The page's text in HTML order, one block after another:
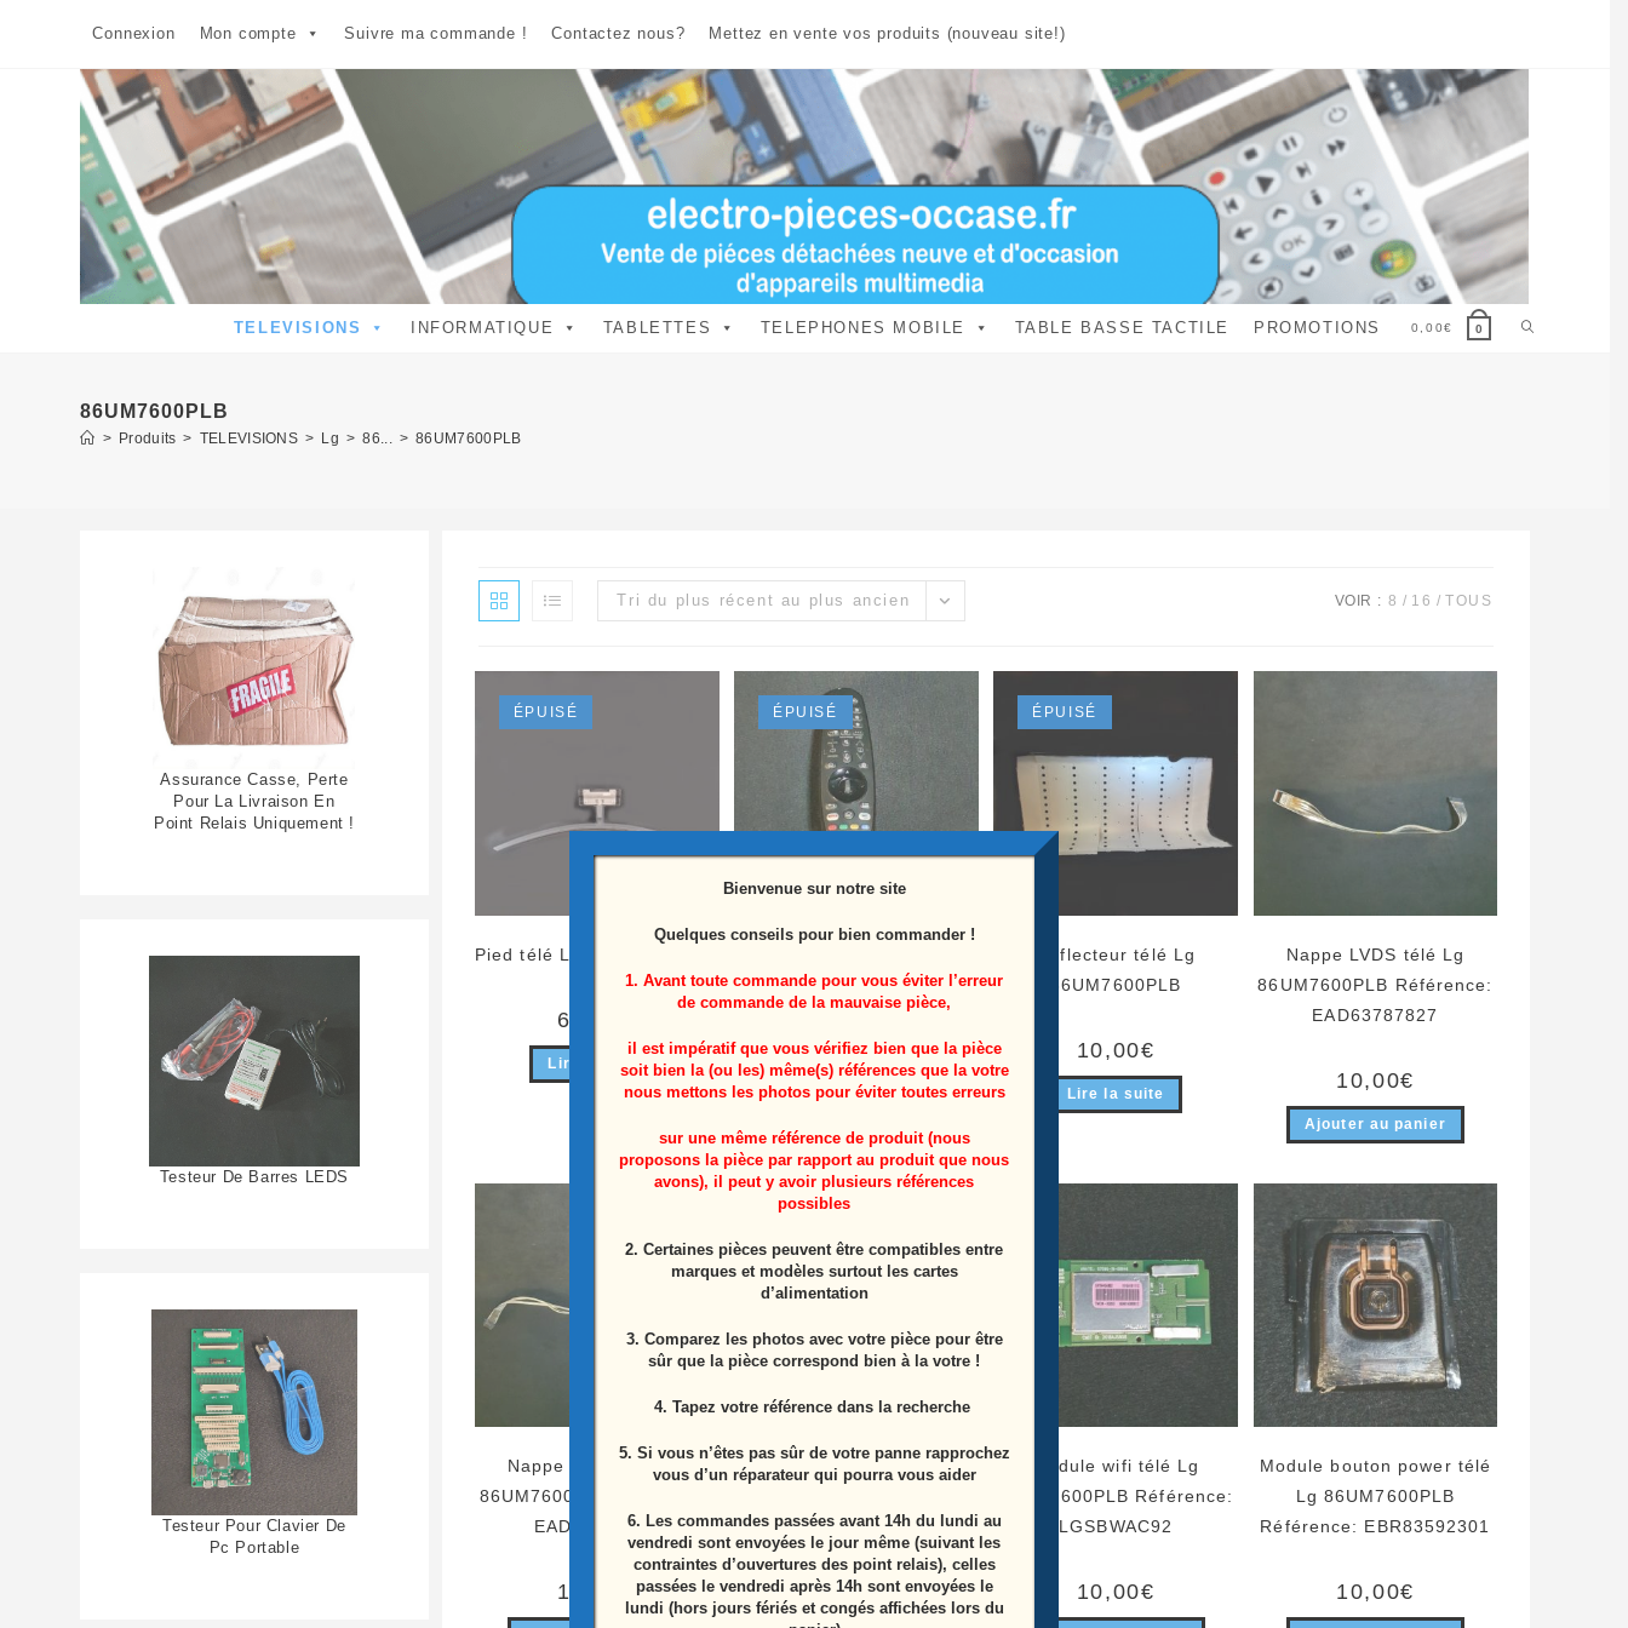
Connexion Mon compte Suivre ma commande ! Contactez nous? Mettez en vente vos produits (nouveau site!)
TELEVISIONS INFORMATIQUE TABLETTES TELEPHONES MOBILE TABLE BASSE TACTILE PROMOTIONS 0,00€ 0 Toggle
86UM7600PLB
> Produits > TELEVISIONS > Lg > 86... > 86UM7600PLB
Tri du plus récent au plus ancien VOIR : 8 16 TOUS
ÉPUISÉ
Pied télé Lg 86UM7600PLB
65,00
Lire la suite
ÉPUISÉ
Lg 86UM7600PLB
Référence: AN-MR19BA
15,00€
ÉPUISÉ
Réflecteur télé Lg
86UM7600PLB
10,00€
Lire la suite
Nappe LVDS télé Lg
86UM7600PLB Référence:
EAD63787827
10,00€
Ajouter au panier
Nappe LVDS télé Lg
86UM7600PLB Référence:
EAD63787913
10,00
Nappe de connexion des
86UM7600PLB Référence:
EAD65485302
5,00
Module wifi télé Lg
86UM7600PLB Référence:
LGSBWAC92
10,00€
Module bouton power télé
Lg 86UM7600PLB
Référence: EBR83592301
10,00€
Assurance Casse, Perte
Pour La Livraison En
Point Relais Uniquement !
Testeur De Barres LEDS
Testeur Pour Clavier De
Pc Portable
Bienvenue sur notre site
Quelques conseils pour bien commander !
1. Avant toute commande pour vous éviter l’erreur
de commande de la mauvaise pièce,
il est impératif que vous vérifiez bien que la pièce
soit bien la (ou les) même(s) références que la votre
nous mettons les photos pour éviter toutes erreurs
sur une même référence de produit (nous
proposons la pièce par rapport au produit que nous
avons), il peut y avoir plusieurs références
possibles
2. Certaines pièces peuvent être compatibles entre
marques et modèles surtout les cartes
d’alimentation
3. Comparez les photos avec votre pièce pour être
sûr que la pièce correspond bien à la votre !
4. Tapez votre référence dans la recherche
5. Si vous n’êtes pas sûr de votre panne rapprochez
vous d’un réparateur qui pourra vous aider
6. Les commandes passées avant 14h du lundi au
vendredi sont envoyées le jour même (suivant les
contraintes d’ouvertures des point relais), celles
passées le vendredi après 14h sont envoyées le
lundi (hors jours fériés et congés affichées lors du